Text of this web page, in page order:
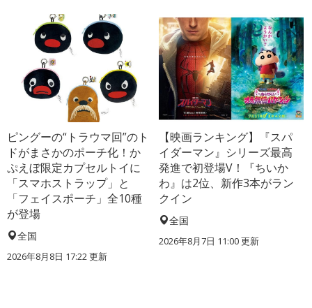
ピングーの“トラウマ回”のト
ドがまさかのポーチ化！か
ぷえぼ限定カプセルトイに
「スマホストラップ」と
「フェイスポーチ」全10種
が登場
全国
2026年8月8日 17:22更新
【映画ランキング】『スパ
イダーマン』シリーズ最高
発進で初登場V！『ちいか
わ』は2位、新作3本がラン
クイン
全国
2026年8月7日 11:00更新